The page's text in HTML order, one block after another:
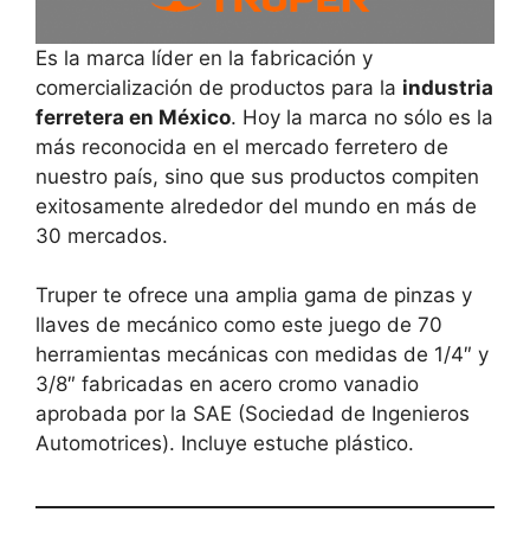
Es la marca líder en la fabricación y
comercialización de productos para la industria
ferretera en México. Hoy la marca no sólo es la
más reconocida en el mercado ferretero de
nuestro país, sino que sus productos compiten
exitosamente alrededor del mundo en más de
30 mercados.
Truper te ofrece una amplia gama de pinzas y
llaves de mecánico como este juego de 70
herramientas mecánicas con medidas de 1/4″ y
3/8″ fabricadas en acero cromo vanadio
aprobada por la SAE (Sociedad de Ingenieros
Automotrices). Incluye estuche plástico.